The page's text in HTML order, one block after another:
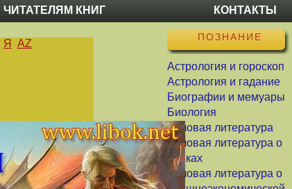
КНИГ КОНТАКТЫ
ПОЗНАНИЕ
Астрология и гороскоп
Астрология и гадание
Биографии и мемуары
Биология
Деловая литература
Деловая литература о
банках
Деловая литература о
Я AZ